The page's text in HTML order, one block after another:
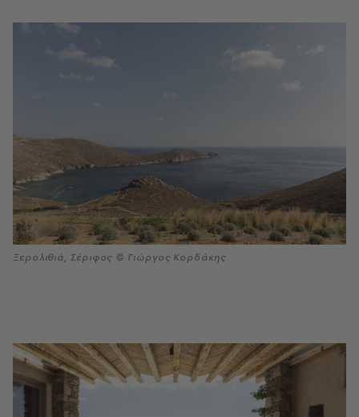
Ξερολιθιά, Σέριφος © Γιώργος Κορδάκης